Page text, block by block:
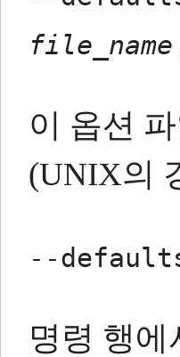
file_name
이 옵션
(UNIX의
--
명령 행